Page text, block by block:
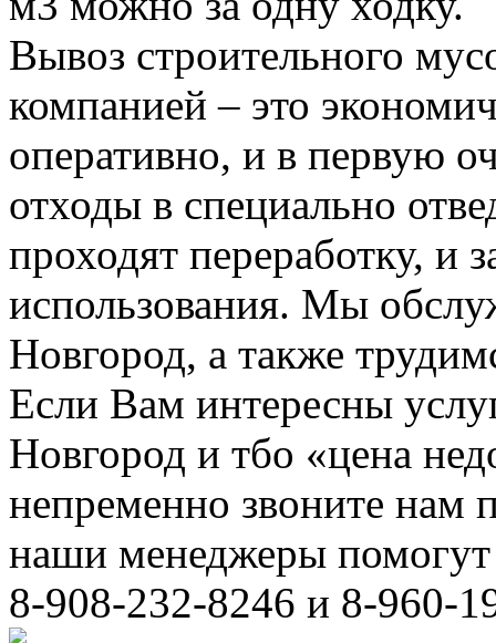
Вывоз строительного
компанией – это
оперативно, и в первую
отходы в специально
проходят переработку, и
использования. Мы
Новгород, а также
Если Вам интересны
Новгород и тбо «цена
непременно звоните нам
наши менеджеры помогут
8-908-232-8246 и 8-960-